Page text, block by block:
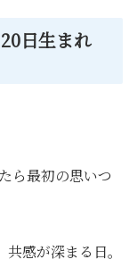
日生まれ
ら最初の思いつ
感が深まる日。